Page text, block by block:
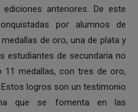
anteriores. De este
por alumnos de
de oro, una de plata y
estudiantes de secundaria no
11 medallas, con tres de oro,
logros son un testimonio
que se fomenta en las